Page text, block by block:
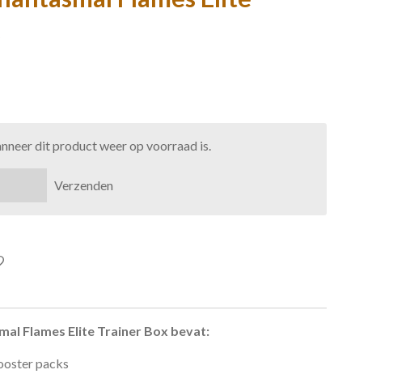
dit product weer op voorraad is.
Verzenden
Flames Elite Trainer Box bevat:
packs